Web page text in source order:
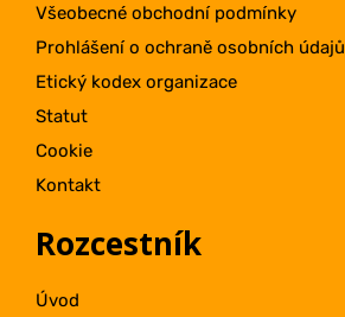
Všeobecné obchodní podmínky
Prohlášení o ochraně osobních údajů
Etický kodex organizace
Statut
Cookie
Kontakt
Rozcestník
Úvod